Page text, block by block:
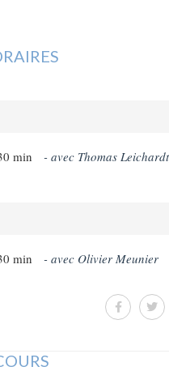
min
- avec Thomas
min - avec Olivier Meunier